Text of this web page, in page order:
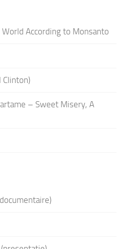
According to Monsanto
Clinton)
– Sweet Misery, A